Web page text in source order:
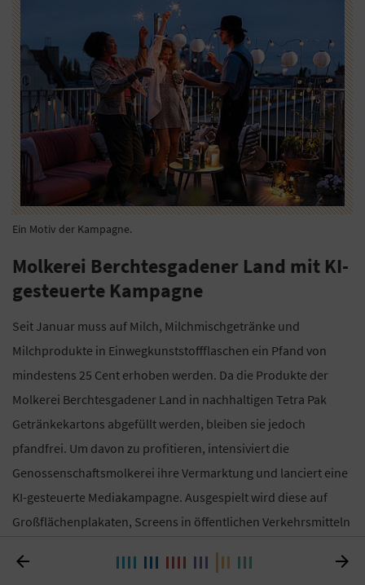
Ein Motiv der Kampagne.
Molkerei Berchtesgadener Land mit KI-
gesteuerte Kampagne
Seit Januar muss auf Milch, Milchmischgetränke und
Milchprodukte in Einwegkunststoffflaschen ein Pfand von
mindestens 25 Cent erhoben werden. Da die Produkte der
Molkerei Berchtesgadener Land in nachhaltigen Tetra Pak
Getränkekartons abgefüllt werden, bleiben sie jedoch
pfandfrei. Um davon zu profitieren, intensiviert die
Genossenschaftsmolkerei ihre Vermarktung und lanciert eine
KI-gesteuerte Mediakampagne. Ausgespielt wird diese auf
Großflächenplakaten, Screens in öffentlichen Verkehrsmitteln
Packungen in den Märkten. Insgesamt möchte die
 